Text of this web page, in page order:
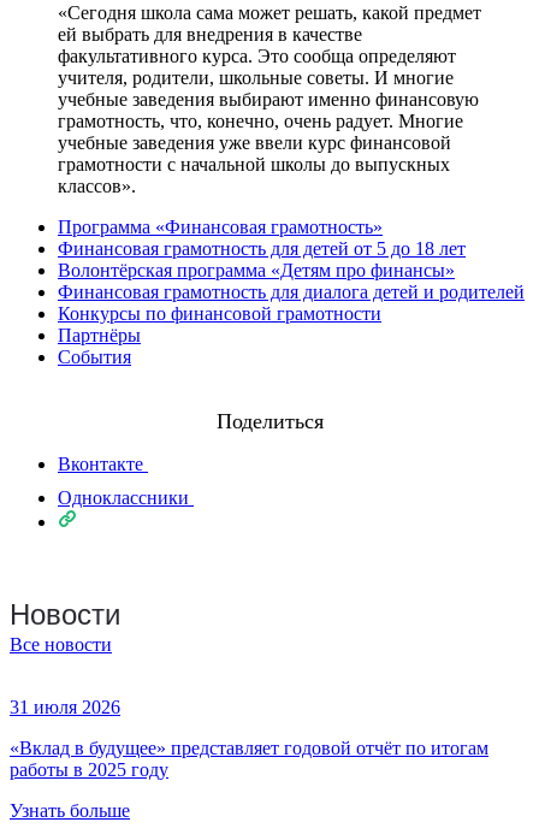
«Сегодня школа сама может решать, какой предмет
ей выбрать для внедрения в качестве
факультативного курса. Это сообща определяют
учителя, родители, школьные советы. И многие
учебные заведения выбирают именно финансовую
грамотность, что, конечно, очень радует. Многие
учебные заведения уже ввели курс финансовой
грамотности с начальной школы до выпускных
классов».
Программа «Финансовая грамотность»
Финансовая грамотность для детей от 5 до 18 лет
Волонтёрская программа «Детям про финансы»
Финансовая грамотность для диалога детей и родителей
Конкурсы по финансовой грамотности
Партнёры
События
Поделиться
Вконтакте
Одноклассники
Новости
Все новости
31 июля 2026
«Вклад в будущее» представляет годовой отчёт по итогам
работы в 2025 году
Узнать больше